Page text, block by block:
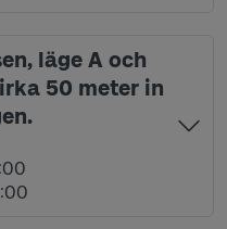
läge A och
50 meter in
04:00
kl 04:00